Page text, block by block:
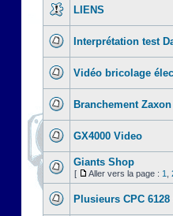
LIENS
Interprétation test
Vidéo bricolage
Branchement
GX4000 Video
Giants Shop
[ Aller vers la page : 1
Plusieurs CPC